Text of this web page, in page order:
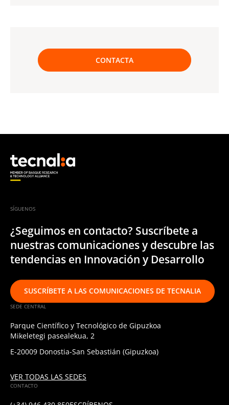
CONTACTA
SÍGUENOS
¿Seguimos en contacto? Suscríbete a
nuestras comunicaciones y descubre las
tendencias en Innovación y Desarrollo
SUSCRÍBETE A LAS COMUNICACIONES DE TECNALIA
SEDE CENTRAL
Parque Científico y Tecnológico de Gipuzkoa
Mikeletegi pasealekua, 2
E-20009 Donostia-San Sebastián (Gipuzkoa)
VER TODAS LAS SEDES
CONTACTO